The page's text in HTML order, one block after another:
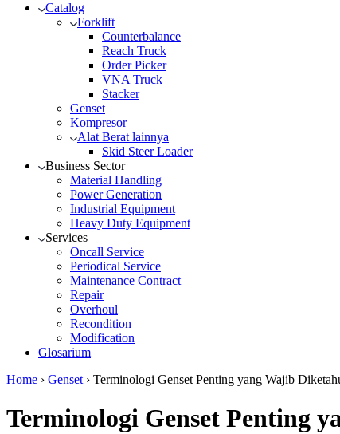
Catalog
Forklift
Counterbalance
Reach Truck
Order Picker
VNA Truck
Stacker
Genset
Kompresor
Alat Berat lainnya
Skid Steer Loader
Business Sector
Material Handling
Power Generation
Industrial Equipment
Heavy Duty Equipment
Services
Oncall Service
Periodical Service
Maintenance Contract
Repair
Overhoul
Recondition
Modification
Glosarium
Home › Genset › Terminologi Genset Penting yang Wajib
Terminologi Genset Penting